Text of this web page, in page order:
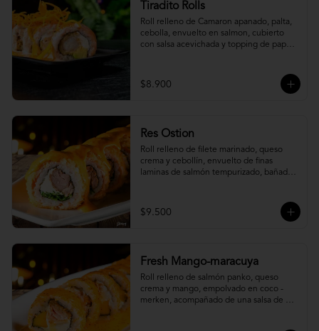
Tiradito Rolls
Roll relleno de Camaron apanado, palta,
cebolla, envuelto en salmon, cubierto
con salsa acevichada y topping de papa
$8.900
Res Ostion
Roll relleno de filete marinado, queso
crema y cebollín, envuelto de finas
laminas de salmón tempurizado, bañada
$9.500
Fresh Mango-maracuya
Roll relleno de salmón panko, queso
crema y mango, empolvado en coco -
merken, acompañado de una salsa de